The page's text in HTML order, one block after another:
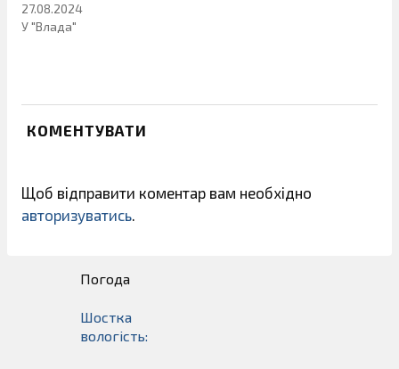
27.08.2024
У "Влада"
КОМЕНТУВАТИ
Щоб відправити коментар вам необхідно
авторизуватись.
Погода
Шостка
вологість: